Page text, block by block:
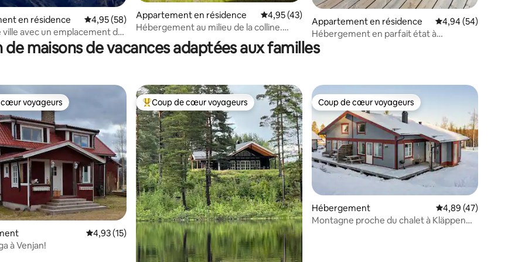
en résidence Évaluation moyenne sur la base de 58 commentaires : 4,95 sur 5
4,95 (58)
ville avec un emplacement de
Appartement en résidence Évaluation moyenne sur la base de 43 commentaires : 4,95 sur 5
4,95 (43)
Hébergement au milieu de la colline.
Soutien, semaines d'été libres
Appartement en résidence Évaluation moyenne
4,94 (54)
Hébergement en parfait état à
Lindvallen, Sälen 8 lits.
de maisons de vacances adaptées aux familles
cœur voyageurs
voyageurs
Évaluation moyenne sur la base de 15 commentaires : 4,93 sur 5
4,93 (15)
à Venjan!
Coups de cœur voyageurs les plus appréciés
Coup de cœur voyageurs Coup de cœur voyageurs
Coup de cœur voyageurs
Hébergement Évaluation moyenne
4,89 (47)
Montagne proche du chalet à Kläppen